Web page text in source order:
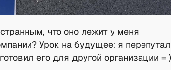
что оно лежит у меня
Урок на будущее: я перепутал
его для другой организации = )